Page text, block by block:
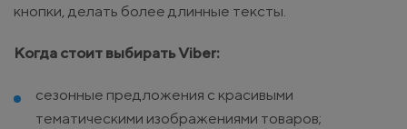
кнопки, делать более длинные тексты.
Когда стоит выбирать Viber:
сезонные предложения с красивыми
тематическими изображениями товаров;